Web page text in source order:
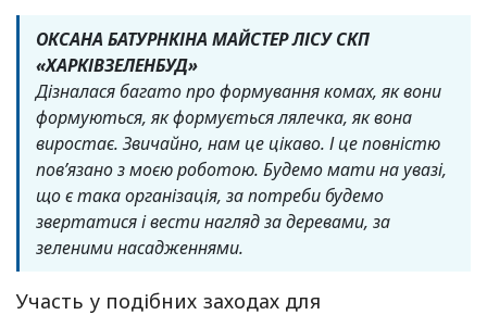
ОКСАНА БАТУРНКІНА МАЙСТЕР ЛІСУ СКП
«ХАРКІВЗЕЛЕНБУД»
Дізналася багато про формування комах, як вони
формуються, як формується лялечка, як вона
виростає. Звичайно, нам це цікаво. І це повністю
повʼязано з моєю роботою. Будемо мати на увазі,
що є така організація, за потреби будемо
звертатися і вести нагляд за деревами, за
зеленими насадженнями.
Участь у подібних заходах для